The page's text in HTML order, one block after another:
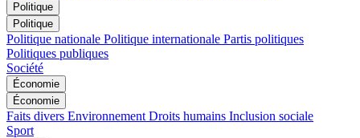
Politique
Politique
Politique nationale Politique internationale Partis politiques
Politiques publiques
Société
Économie
Économie
Faits divers Environnement Droits humains Inclusion sociale
Sport